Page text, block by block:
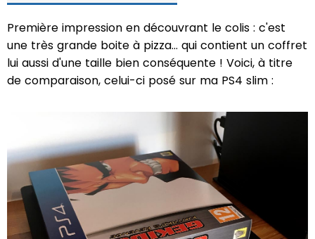
Première impression en découvrant le colis : c'est
une très grande boite à pizza... qui contient un coffret
lui aussi d'une taille bien conséquente ! Voici, à titre
de comparaison, celui-ci posé sur ma PS4 slim :